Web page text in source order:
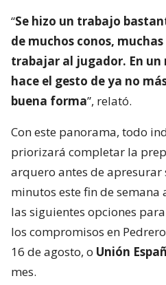
“Se hizo un trabajo
de muchos conos,
trabajar al jugador. En
hace el gesto de ya no
buena forma”, relató.
Con este panorama, todo
priorizará completar la
arquero antes de apresurar
minutos este fin de semana
las siguientes opciones
los compromisos en
16 de agosto, o Unión
mes.